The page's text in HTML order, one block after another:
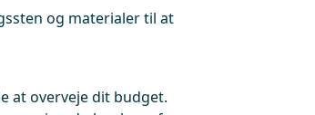
og materialer til at
at overveje dit budget.